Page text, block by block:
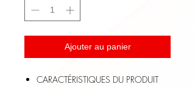
Ajouter au panier
CARACTÉRISTIQUES DU PRODUIT